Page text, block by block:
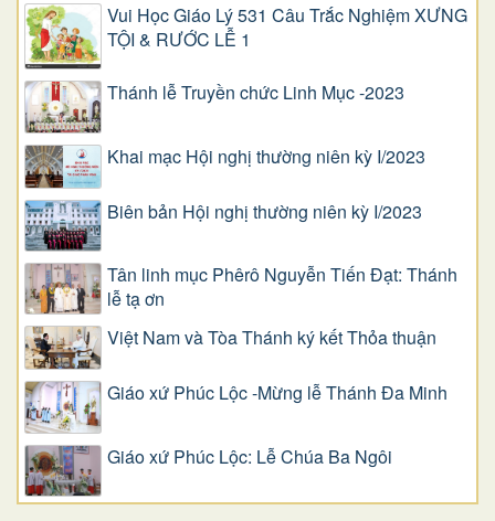
Vui Học Giáo Lý 531 Câu Trắc Nghiệm XƯNG
TỘI & RƯỚC LỄ 1
Thánh lễ Truyền chức Linh Mục -2023
Khai mạc Hội nghị thường niên kỳ I/2023
Biên bản Hội nghị thường niên kỳ I/2023
Tân linh mục Phêrô Nguyễn Tiến Đạt: Thánh
lễ tạ ơn
Việt Nam và Tòa Thánh ký kết Thỏa thuận
Giáo xứ Phúc Lộc -Mừng lễ Thánh Đa Minh
Giáo xứ Phúc Lộc: Lễ Chúa Ba Ngôi